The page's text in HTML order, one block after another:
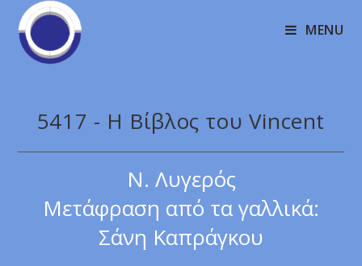
MENU
5417 - Η Bίβλος του Vincent
Ν. Λυγερός
Μετάφραση από τα γαλλικά:
Σάνη Καπράγκου